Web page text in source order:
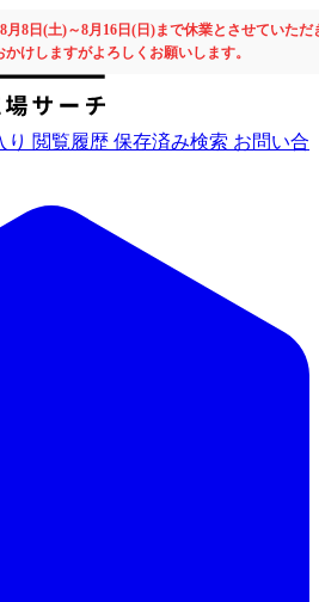
月8日(土)～8月16日(日)まで休業とさせていただ
けしますがよろしくお願いします。
り 閲覧履歴 保存済み検索 お問い合